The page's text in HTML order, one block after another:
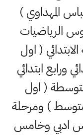
المهداوي )
الرياضيات
( اول
ورابع ابتدائي
( اول
) ومرحلة
ادبي وخامس